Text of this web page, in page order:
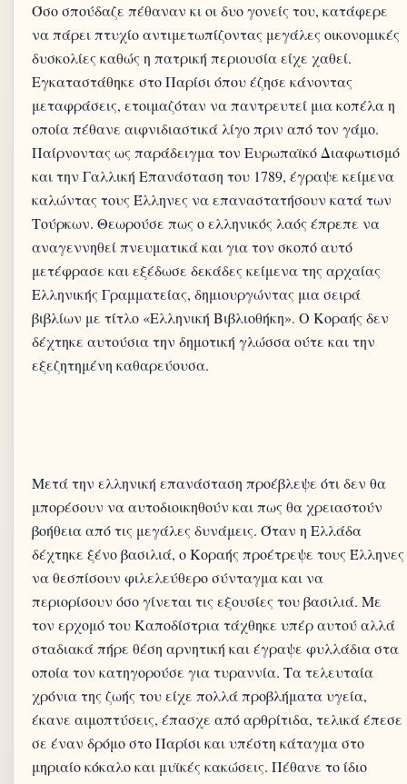
Όσο σπούδαζε πέθαναν κι οι δυο γονείς του, κατάφερε
να πάρει πτυχίο αντιμετωπίζοντας μεγάλες οικονομικές
δυσκολίες καθώς η πατρική περιουσία είχε χαθεί.
Εγκαταστάθηκε στο Παρίσι όπου έζησε κάνοντας
μεταφράσεις, ετοιμαζόταν να παντρευτεί μια κοπέλα η
οποία πέθανε αιφνιδιαστικά λίγο πριν από τον γάμο.
Παίρνοντας ως παράδειγμα τον Ευρωπαϊκό Διαφωτισμό
και την Γαλλική Επανάσταση του 1789, έγραψε κείμενα
καλώντας τους Έλληνες να επαναστατήσουν κατά των
Τούρκων. Θεωρούσε πως ο ελληνικός λαός έπρεπε να
αναγεννηθεί πνευματικά και για τον σκοπό αυτό
μετέφρασε και εξέδωσε δεκάδες κείμενα της αρχαίας
Ελληνικής Γραμματείας, δημιουργώντας μια σειρά
βιβλίων με τίτλο «Ελληνική Βιβλιοθήκη». Ο Κοραής δεν
δέχτηκε αυτούσια την δημοτική γλώσσα ούτε και την
Μετά την ελληνική επανάσταση προέβλεψε ότι δεν θα
μπορέσουν να αυτοδιοικηθούν και πως θα χρειαστούν
βοήθεια από τις μεγάλες δυνάμεις. Όταν η Ελλάδα
δέχτηκε ξένο βασιλιά, ο Κοραής προέτρεψε τους Έλληνες
να θεσπίσουν φιλελεύθερο σύνταγμα και να
περιορίσουν όσο γίνεται τις εξουσίες του βασιλιά. Με
τον ερχομό του Καποδίστρια τάχθηκε υπέρ αυτού αλλά
σταδιακά πήρε θέση αρνητική και έγραψε φυλλάδια στα
οποία τον κατηγορούσε για τυραννία. Τα τελευταία
χρόνια της ζωής του είχε πολλά προβλήματα υγεία,
έκανε αιμοπτύσεις, έπασχε από αρθρίτιδα, τελικά έπεσε
σε έναν δρόμο στο Παρίσι και υπέστη κάταγμα στο
μηριαίο κόκαλο και μυϊκές κακώσεις. Πέθανε το ίδιο